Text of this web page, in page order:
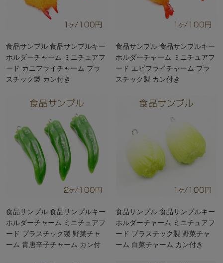
食品サンプル 食品サンプルキー
ホルダーチャーム ミニチュアフ
ード カニフライチャーム プラ
スチック製 カン付き
食品サンプル 食品サンプルキー
ホルダーチャーム ミニチュアフ
ード エビフライチャーム プラ
スチック製 カン付き
食品サンプル 食品サンプルキー
ホルダーチャーム ミニチュアフ
ード プラスチック製 野菜チャ
ーム 青唐辛子チャーム カン付
食品サンプル 食品サンプルキー
ホルダーチャーム ミニチュアフ
ード プラスチック製 野菜チャ
ーム 白菜チャーム カン付き